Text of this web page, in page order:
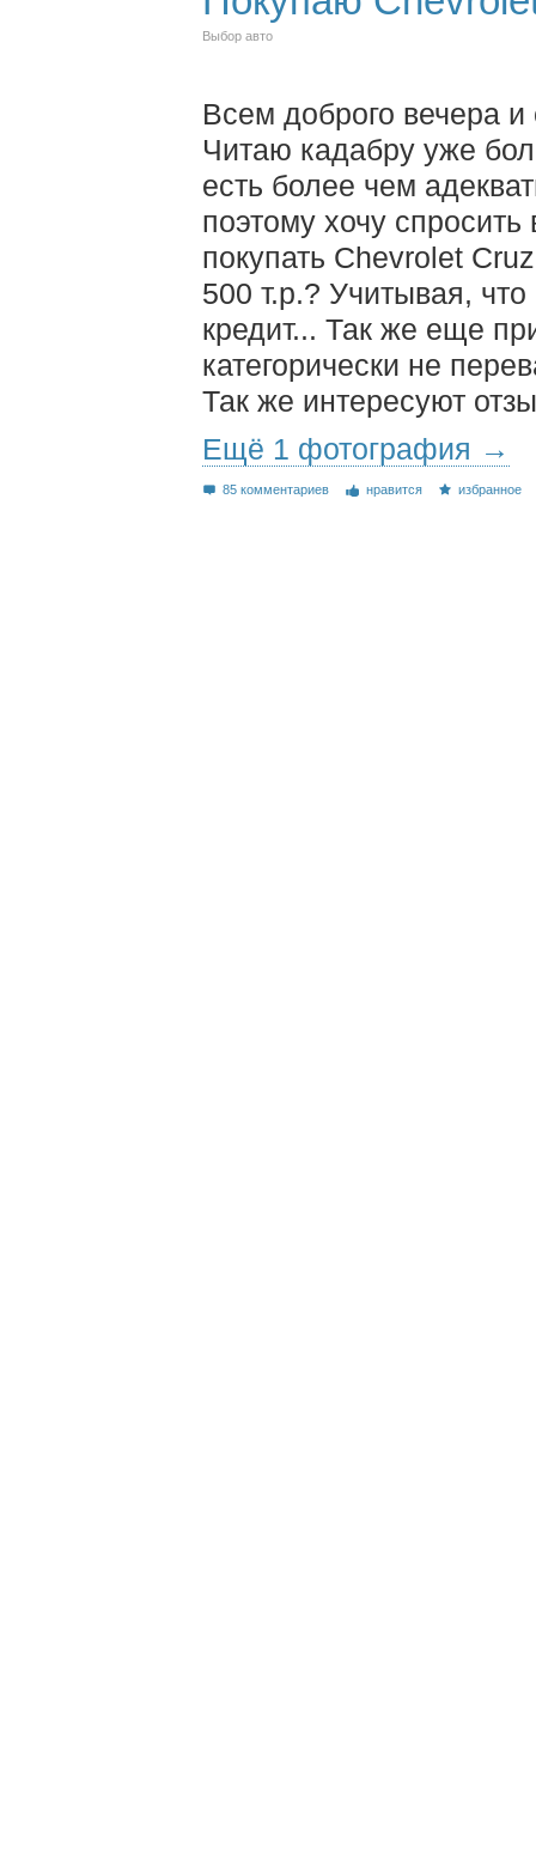
Выбор авто
Всем доброго вечера
Читаю кадабру уже
есть более чем
поэтому хочу
покупать Chevrolet
500 т.р.? Учитывая,
кредит... Так же еще
категорически не
Так же интересуют
Ещё 1 фотография →
85 комментариев нравится избранное